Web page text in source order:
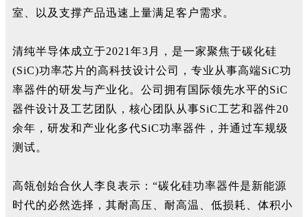
室、以及支撑产品迅速上量满足客户需求。
清纯半导体成立于2021年3月，是一家聚焦于碳化硅
(SiC)功率芯片的高科技设计公司，专业从事高端SiC功
率器件的研发与产业化。公司拥有国际领先水平的SiC
器件设计及工艺团队，核心团队从事SiC工艺和器件20
余年，研发和产业化多代SiC功率器件，并通过车规级
测试。
高瓴创始合伙人李良表示：“碳化硅功率器件是新能源
时代的必然选择，其耐高压、耐高温、低损耗、体积小